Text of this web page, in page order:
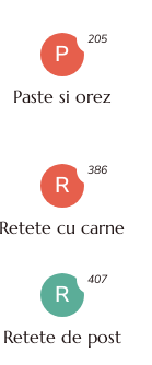
P
Paste si orez
205
R
Retete cu carne
386
R
Retete de post
407